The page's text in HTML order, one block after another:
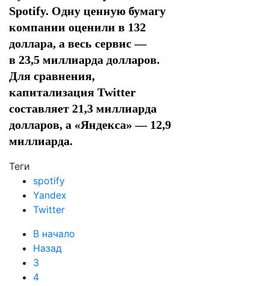
Spotify. Одну ценную бумагу
компании оценили в 132
доллара, а весь сервис —
в 23,5 миллиарда долларов.
Для сравнения,
капитализация Twitter
составляет 21,3 миллиарда
долларов, а «Яндекса» — 12,9
миллиарда.
Теги
spotify
Yandex
Twitter
В начало
Назад
3
4